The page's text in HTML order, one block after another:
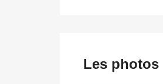
Les photos